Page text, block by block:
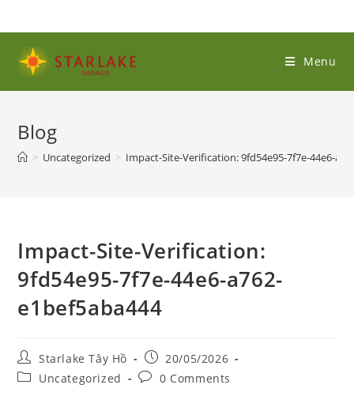
Menu
Blog
> Uncategorized > Impact-Site-Verification: 9fd54e95-7f7e-44e6-
Impact-Site-Verification:
9fd54e95-7f7e-44e6-a762-
e1bef5aba444
Starlake Tây Hồ
20/05/2026
Uncategorized
0 Comments